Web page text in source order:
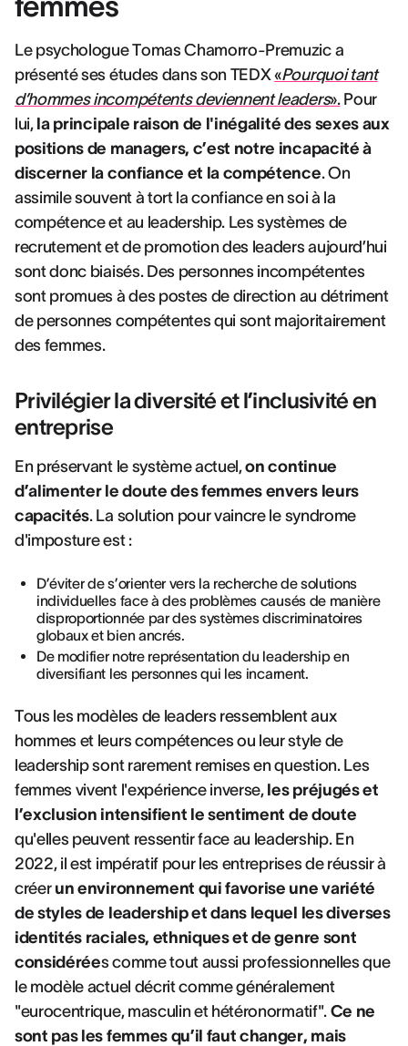
Le psychologue Tomas Chamorro-Premuzic a
présenté ses études dans son TEDX«Pourquoi tant
d’hommes incompétents deviennent leaders».Pour
lui, la principale raison de l'inégalité des sexes aux
positions de managers, c’est notre incapacité à
discerner la confiance et la compétence. On
assimile souvent à tort la confiance en soi à la
compétence et au leadership. Les systèmes de
recrutement et de promotion des leaders aujourd’hui
sont donc biaisés. Des personnes incompétentes
sont promues à des postes de direction au détriment
de personnes compétentes qui sont majoritairement
des femmes.
Privilégier la diversité et l’inclusivité en
entreprise
En préservant le système actuel,on continue
d’alimenter le doute des femmes envers leurs
capacités. La solution pour vaincre le syndrome
d'imposture est :
D’éviter de s’orienter vers la recherche de solutions
individuelles face à des problèmes causés de manière
disproportionnée par des systèmes discriminatoires
globaux et bien ancrés.
De modifier notre représentation du leadership en
diversifiant les personnes qui les incarnent.
Tous les modèles de leaders ressemblent aux
hommes et leurs compétences ou leur style de
leadership sont rarement remises en question. Les
femmes vivent l'expérience inverse, les préjugés et
l’exclusion intensifient le sentiment de doute
qu'elles peuvent ressentir face au leadership. En
2022, il est impératif pour les entreprises de réussir à
créer un environnement qui favorise une variété
de styles de leadership et dans lequel les diverses
identités raciales, ethniques et de genre sont
considérées comme tout aussi professionnelles que
le modèle actuel décrit comme généralement
"eurocentrique, masculin et hétéronormatif". Ce ne
sont pas les femmes qu’il faut changer, mais